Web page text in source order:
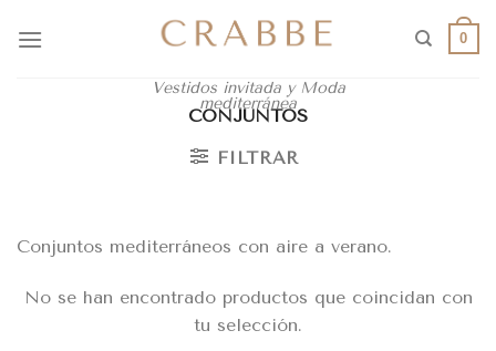
Vestidos invitada y Moda
mediterránea
0
CONJUNTOS
FILTRAR
Conjuntos mediterráneos con aire a verano.
No se han encontrado productos que coincidan con
tu selección.